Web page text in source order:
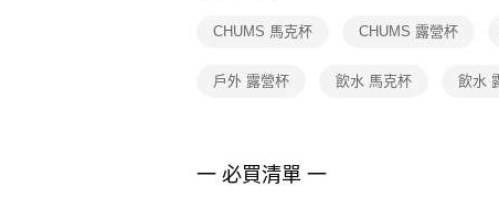
CHUMS 馬克杯 CHUMS 露營杯
戶外 露營杯 飲水 馬克杯 飲水
一 必買清單 一